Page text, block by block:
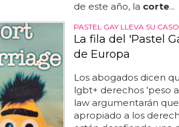
de este año, la corte...
PASTEL GAY LLEVA SU
La fila del 'Pastel
de Europa
Los abogados dicen
lgbt+ derechos 'peso
law argumentarán
apropiado a los